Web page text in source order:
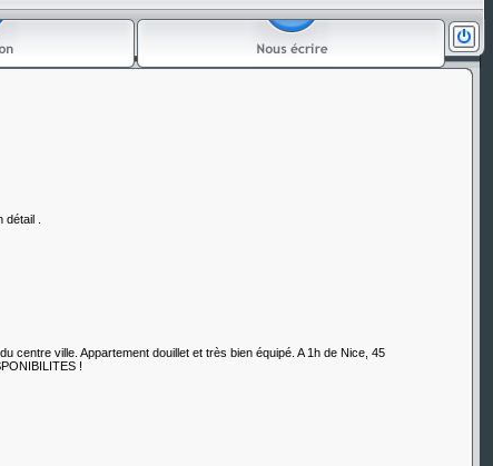
.
centre ville. Appartement douillet et très bien équipé. A 1h de Nice, 45
!